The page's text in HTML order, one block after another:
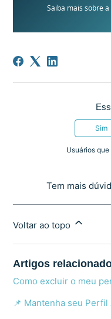
Saiba mais sobre
Sim
Usuários
Tem mais
Voltar ao topo
Artigos
Como excluir o meu
📌 Mantenha seu Perfil